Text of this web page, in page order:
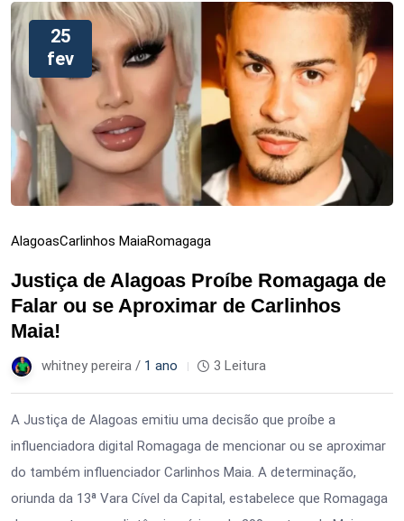
25
fev
AlagoasCarlinhos MaiaRomagaga
Justiça de Alagoas Proíbe Romagaga de
Falar ou se Aproximar de Carlinhos
Maia!
whitney pereira / 1 ano 3 Leitura
A Justiça de Alagoas emitiu uma decisão que proíbe a
influenciadora digital Romagaga de mencionar ou se aproximar
do também influenciador Carlinhos Maia. A determinação,
oriunda da 13ª Vara Cível da Capital, estabelece que Romagaga